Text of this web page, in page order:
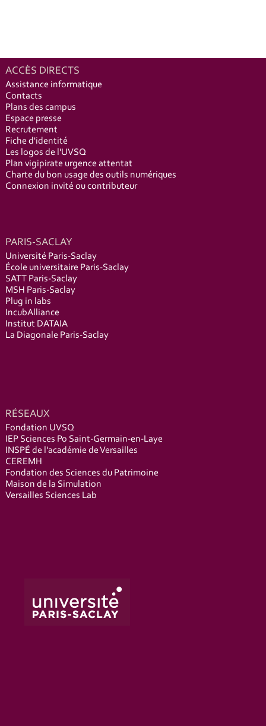
ACCÈS DIRECTS
Assistance informatique
Contacts
Plans des campus
Espace presse
Recrutement
Fiche d'identité
Les logos de l'UVSQ
Plan vigipirate urgence attentat
Charte du bon usage des outils numériques
Connexion invité ou contributeur
PARIS-SACLAY
Université Paris-Saclay
École universitaire Paris-Saclay
SATT Paris-Saclay
MSH Paris-Saclay
Plug in labs
IncubAlliance
Institut DATAIA
La Diagonale Paris-Saclay
RÉSEAUX
Fondation UVSQ
IEP Sciences Po Saint-Germain-en-Laye
INSPÉ de l'académie de Versailles
CEREMH
Fondation des Sciences du Patrimoine
Maison de la Simulation
Versailles Sciences Lab